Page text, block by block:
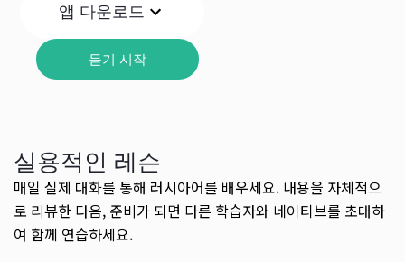
앱 다운로드
듣기 시작
실용적인 레슨
매일 실제 대화를 통해 러시아어를 배우세요. 내용을 자체적으
로 리뷰한 다음, 준비가 되면 다른 학습자와 네이티브를 초대하
여 함께 연습하세요.